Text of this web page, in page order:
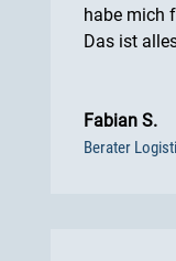
habe mich
Das ist
Fabian S.
Berater